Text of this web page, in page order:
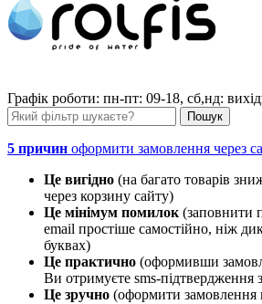
Графік роботи: пн-пт: 09-18, сб,нд:
5 причин оформити замовлення через
Це вигідно (на багато товарів
через корзину сайту)
Це мінімум помилок (заповнити
email простіше самостійно, ніж
буквах)
Це практично (оформивши
Ви отримуєте sms-підтвердження
Це зручно (оформити замовлення